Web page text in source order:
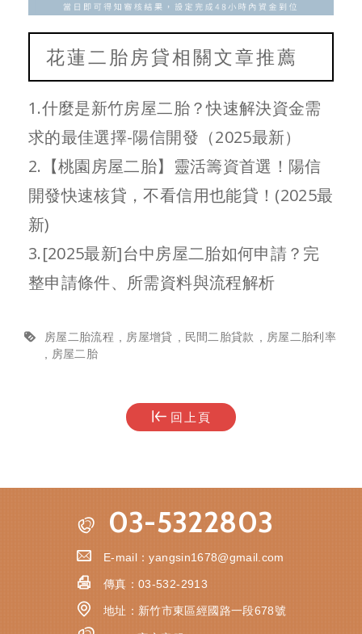
花蓮二胎房貸相關文章推薦
1.什麼是新竹房屋二胎？快速解決資金需
求的最佳選擇-陽信開發（2025最新）
2.【桃園房屋二胎】靈活籌資首選！陽信
開發快速核貸，不看信用也能貸！(2025最
新)
3.[2025最新]台中房屋二胎如何申請？完
整申請條件、所需資料與流程解析
房屋二胎流程 房屋增貸 民間二胎貸款
房屋二胎利率
房屋二胎
回上頁
03-5322803
E-mail：yangsin1678@gmail.com
傳真：03-532-2913
地址： 新竹市東區經國路一段678號